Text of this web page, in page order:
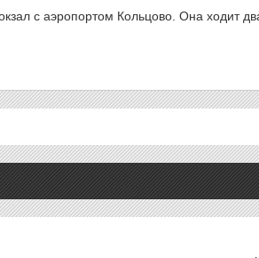
с аэропортом Кольцово. Она ходит